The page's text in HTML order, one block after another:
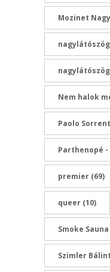
Mozinet
nagylátószög
Nem halok
Paolo
Parthenopé
premier (69)
queer (10)
Smoke
Szimler Bálint